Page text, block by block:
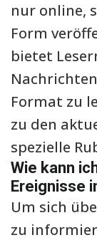
nur online,
Form
bietet
Format zu
zu den
spezielle
Wie kann
Ereignisse
Um sich
zu